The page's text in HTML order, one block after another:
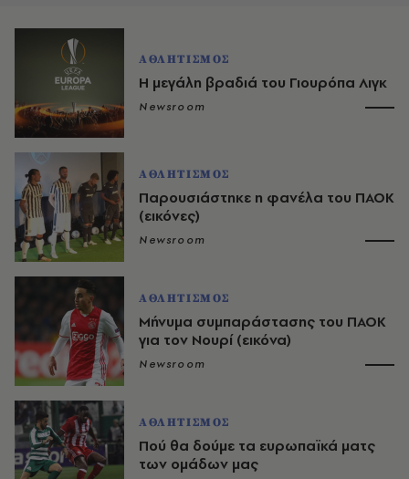
ΑΘΛΗΤΙΣΜΟΣ
Η μεγάλη βραδιά του Γιουρόπα Λιγκ
Newsroom
ΑΘΛΗΤΙΣΜΟΣ
Παρουσιάστηκε η φανέλα του ΠΑΟΚ
(εικόνες)
Newsroom
ΑΘΛΗΤΙΣΜΟΣ
Μήνυμα συμπαράστασης του ΠΑΟΚ
για τον Νουρί (εικόνα)
Newsroom
ΑΘΛΗΤΙΣΜΟΣ
Πού θα δούμε τα ευρωπαϊκά ματς
των ομάδων μας